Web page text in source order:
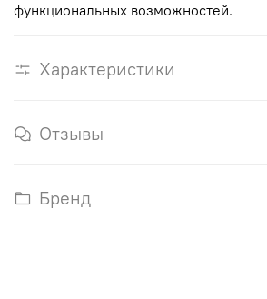
функциональных возможностей.
Характеристики
Отзывы
Бренд